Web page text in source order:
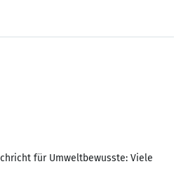
für Umweltbewusste: Viele